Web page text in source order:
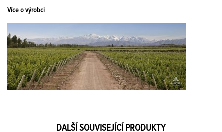
Více o výrobci
DALŠÍ SOUVISEJÍCÍ PRODUKTY